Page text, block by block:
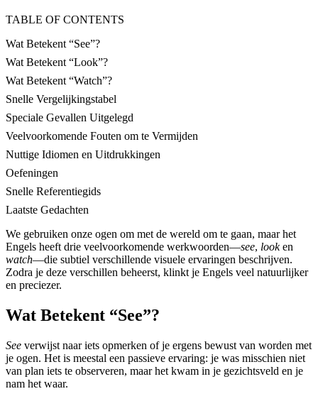
TABLE OF CONTENTS
Wat Betekent “See”?
Wat Betekent “Look”?
Wat Betekent “Watch”?
Snelle Vergelijkingstabel
Speciale Gevallen Uitgelegd
Veelvoorkomende Fouten om te Vermijden
Nuttige Idiomen en Uitdrukkingen
Oefeningen
Snelle Referentiegids
Laatste Gedachten
We gebruiken onze ogen om met de wereld om te gaan, maar het
Engels heeft drie veelvoorkomende werkwoorden—see, looken
watch—die subtiel verschillende visuele ervaringen beschrijven.
Zodra je deze verschillen beheerst, klinkt je Engels veel natuurlijker
en preciezer.
Wat Betekent “See”?
See verwijst naar iets opmerken of je ergens bewust van worden met
je ogen. Het is meestal een passieve ervaring: je was misschien niet
van plan iets te observeren, maar het kwam in je gezichtsveld en je
nam het waar.